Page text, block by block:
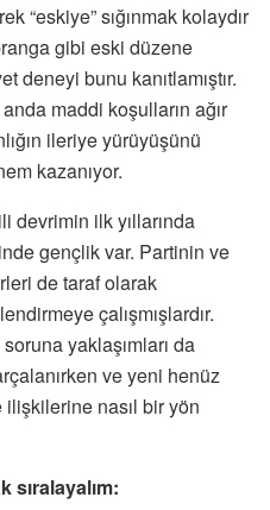
“eskiye” sığınmak kolaydır
gibi eski düzene
deneyi bunu kanıtlamıştır.
maddi koşulların ağır
ileriye yürüyüşünü
kazanıyor.
devrimin ilk yıllarında
gençlik var. Partinin ve
de taraf olarak
çalışmışlardır.
yaklaşımları da
ve yeni henüz
nasıl bir yön